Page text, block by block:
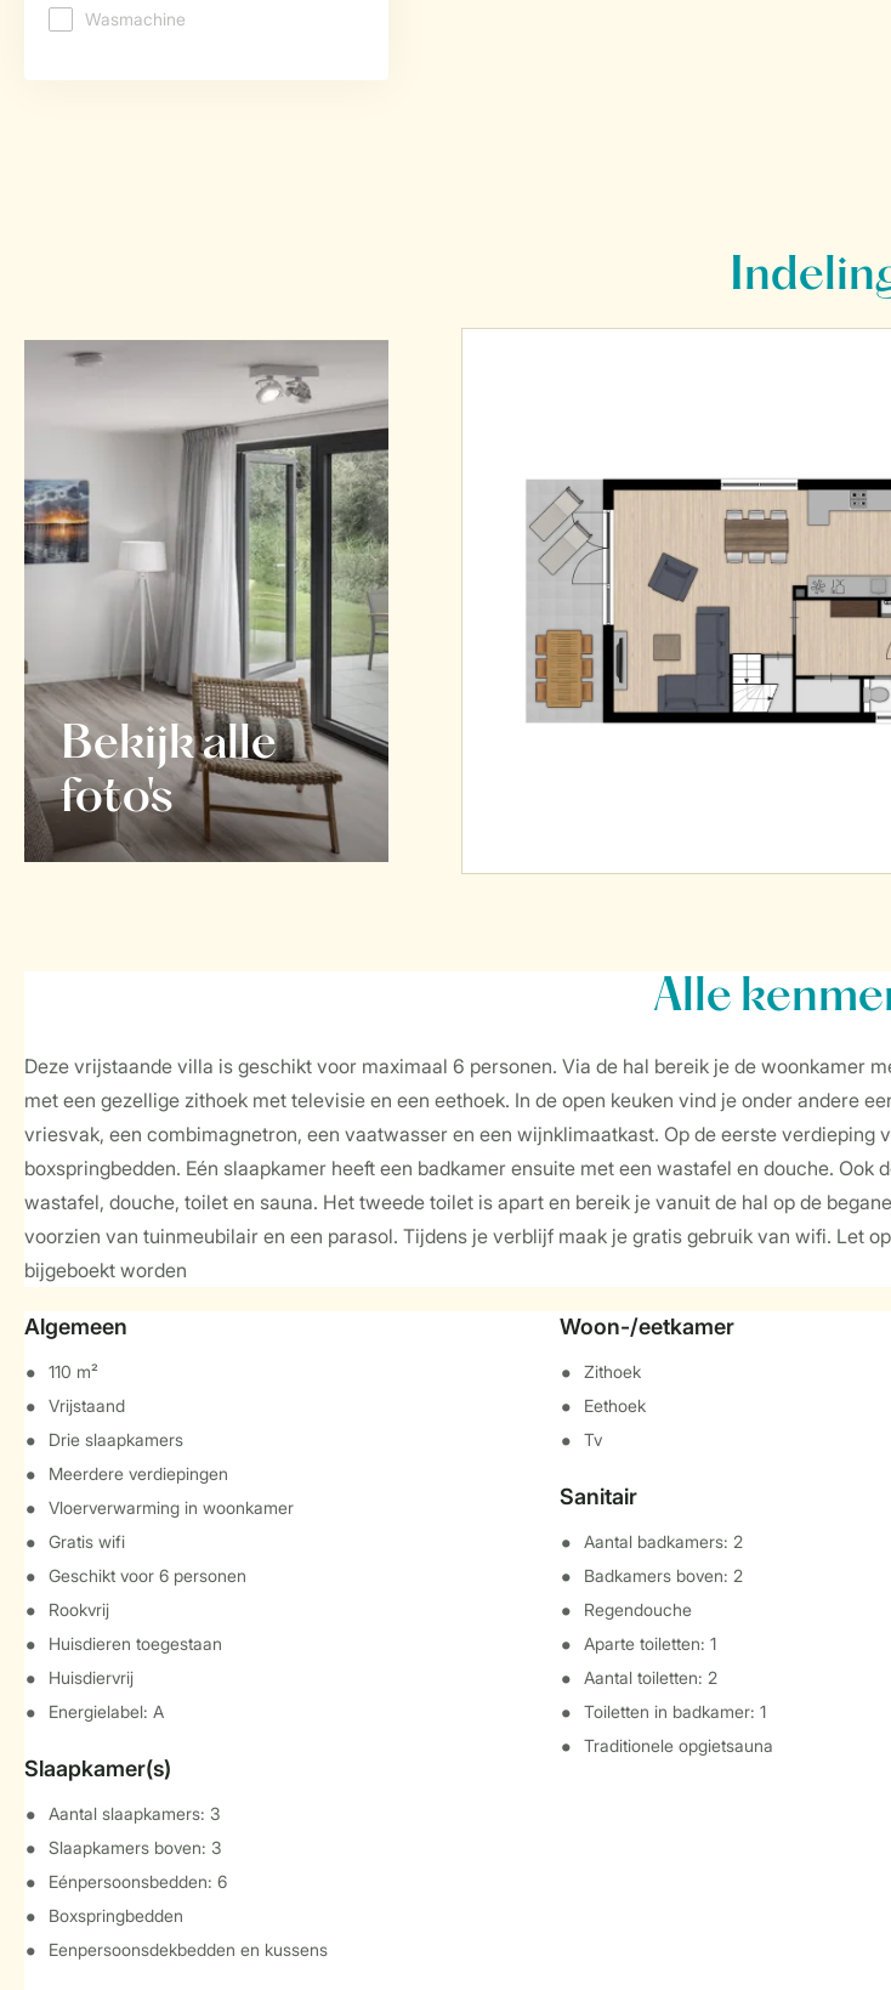
Bekijk alle
foto's
Alle
Deze vrijstaande villa is geschikt voor maximaal 6 personen. Via de hal bereik je de woonkamer
met een gezellige zithoek met televisie en een eethoek. In de open keuken vind je onder andere
vriesvak, een combimagnetron, een vaatwasser en een wijnklimaatkast. Op de eerste
boxspringbedden. Eén slaapkamer heeft een badkamer ensuite met een wastafel en douche.
wastafel, douche, toilet en sauna. Het tweede toilet is apart en bereik je vanuit de hal op de
voorzien van tuinmeubilair en een parasol. Tijdens je verblijf maak je gratis gebruik van wifi. Let
bijgeboekt worden
Algemeen
110 m²
Vrijstaand
Drie slaapkamers
Meerdere verdiepingen
Vloerverwarming in woonkamer
Gratis wifi
Geschikt voor 6 personen
Rookvrij
Huisdieren toegestaan
Huisdiervrij
Energielabel: A
Slaapkamer(s)
Aantal slaapkamers: 3
Slaapkamers boven: 3
Eénpersoonsbedden: 6
Boxspringbedden
Eenpersoonsdekbedden en kussens
Woon-/eetkamer
Zithoek
Eethoek
Tv
Sanitair
Aantal badkamers: 2
Badkamers boven: 2
Regendouche
Aparte toiletten: 1
Aantal toiletten: 2
Toiletten in badkamer: 1
Traditionele opgietsauna